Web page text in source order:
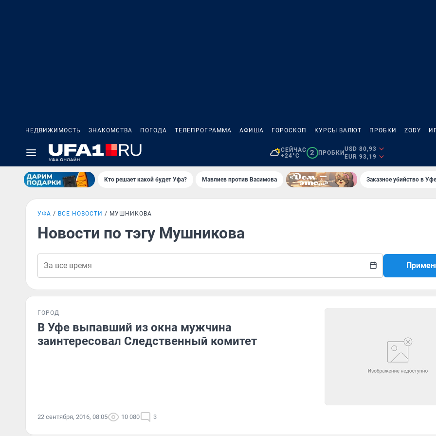
НЕДВИЖИМОСТЬ ЗНАКОМСТВА ПОГОДА ТЕЛЕПРОГРАММА АФИША ГОРОСКОП КУРСЫ ВАЛЮТ ПРОБКИ ZODY
СЕЙЧАС
+24°C
2 ПРОБКИ
USD 80,93
EUR 93,19
Кто решает какой будет Уфа? Мавлиев против Васимова Заказное убийство в
УФА ВСЕ НОВОСТИ МУШНИКОВА
Новости по тэгу Мушникова
ГОРОД
В Уфе выпавший из окна мужчина
заинтересовал Следственный комитет
22 сентября, 2016, 08:05 10 080 3